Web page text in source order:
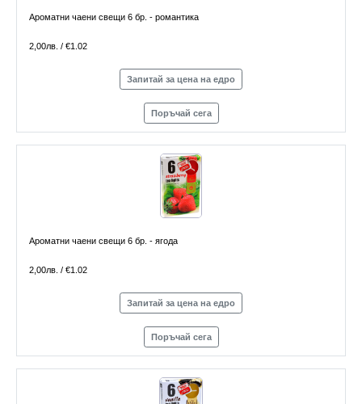
Ароматни чаени свещи 6 бр. - романтика
2,00лв. / €1.02
Запитай за цена на едро
Поръчай сега
Ароматни чаени свещи 6 бр. - ягода
2,00лв. / €1.02
Запитай за цена на едро
Поръчай сега